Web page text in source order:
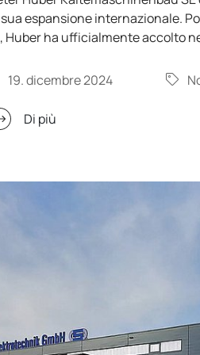
espansione internazionale.
Huber ha ufficialmente accolto
di lunga data "Huber
19. dicembre 2024
Di più